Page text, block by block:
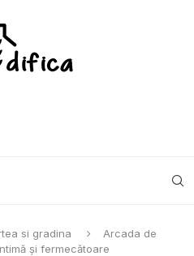
si gradina
Arcada de
şi fermecătoare